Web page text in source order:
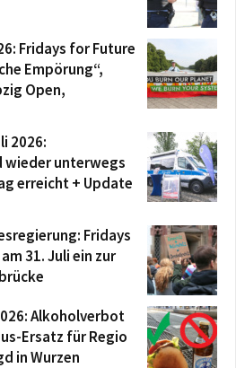
Fridays for Future
Empörung“,
Open,
2026:
wieder unterwegs
erreicht + Update
Fridays
31. Juli ein zur
Alkoholverbot
Ersatz für Regio
in Wurzen